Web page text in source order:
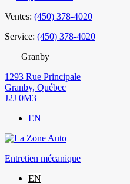
Ventes: (450) 378-4020
Service: (450) 378-4020
Granby
1293 Rue Principale
Granby, Québec
J2J 0M3
EN
Entretien mécanique
EN